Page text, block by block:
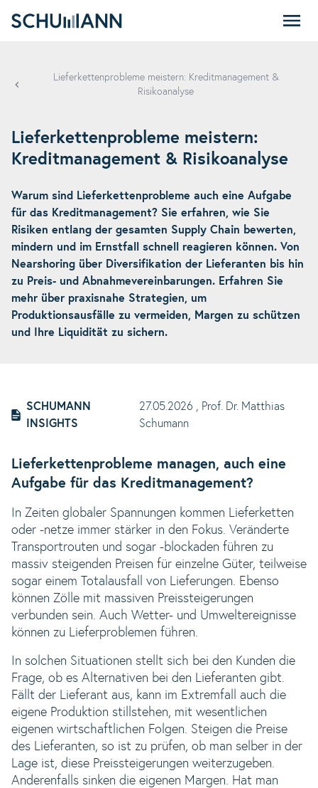
Lieferkettenprobleme meistern: Kreditmanagement &
Risikoanalyse
Lieferkettenprobleme meistern:
Kreditmanagement & Risikoanalyse
Warum sind Lieferkettenprobleme auch eine Aufgabe
für das Kreditmanagement? Sie erfahren, wie Sie
Risiken entlang der gesamten Supply Chain bewerten,
mindern und im Ernstfall schnell reagieren können. Von
Nearshoring über Diversifikation der Lieferanten bis hin
zu Preis- und Abnahmevereinbarungen. Erfahren Sie
mehr über praxisnahe Strategien, um
Produktionsausfälle zu vermeiden, Margen zu schützen
und Ihre Liquidität zu sichern.
SCHUMANN
INSIGHTS
27.05.2026 , Prof. Dr. Matthias
Schumann
Lieferkettenprobleme managen, auch eine
Aufgabe für das Kreditmanagement?
In Zeiten globaler Spannungen kommen Lieferketten
oder -netze immer stärker in den Fokus. Veränderte
Transportrouten und sogar -blockaden führen zu
massiv steigenden Preisen für einzelne Güter, teilweise
sogar einem Totalausfall von Lieferungen. Ebenso
können Zölle mit massiven Preissteigerungen
verbunden sein. Auch Wetter- und Umweltereignisse
können zu Lieferproblemen führen.
In solchen Situationen stellt sich bei den Kunden die
Frage, ob es Alternativen bei den Lieferanten gibt.
Fällt der Lieferant aus, kann im Extremfall auch die
eigene Produktion stillstehen, mit wesentlichen
eigenen wirtschaftlichen Folgen. Steigen die Preise
des Lieferanten, so ist zu prüfen, ob man selber in der
Lage ist, diese Preissteigerungen weiterzugeben.
Anderenfalls sinken die eigenen Margen. Hat man